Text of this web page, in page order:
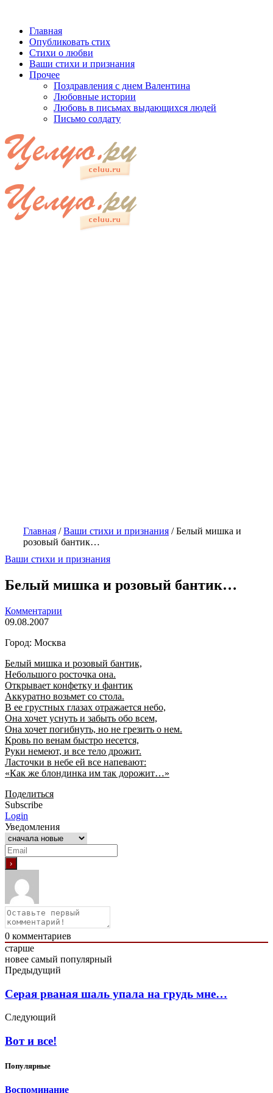
Главная
Опубликовать стих
Стихи о любви
Ваши стихи и признания
Прочее
Поздравления с днем Валентина
Любовные истории
Любовь в письмах выдающихся людей
Письмо солдату
Главная /Ваши стихи и признания /Белый мишка и
розовый бантик…
Ваши стихи и признания
Белый мишка и розовый бантик…
Комментарии
09.08.2007
Город: Москва
Белый мишка и розовый бантик,
Небольшого росточка она.
Открывает конфетку и фантик
Аккуратно возьмет со стола.
В ее грустных глазах отражается небо,
Она хочет уснуть и забыть обо всем,
Она хочет погибнуть, но не грезить о нем.
Кровь по венам быстро несется,
Руки немеют, и все тело дрожит.
Ласточки в небе ей все напевают:
«Как же блондинка им так дорожит…»
Поделиться
Subscribe
Login
Уведомления
0 комментариев
старше
новее самый популярный
Предыдущий
Серая рваная шаль упала на грудь мне…
Следующий
Вот и все!
Популярные
Воспоминание